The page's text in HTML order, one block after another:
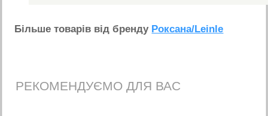
Бiльше товарiв вiд бренду Роксана/Leinle
РЕКОМЕНДУЄМО ДЛЯ ВАС